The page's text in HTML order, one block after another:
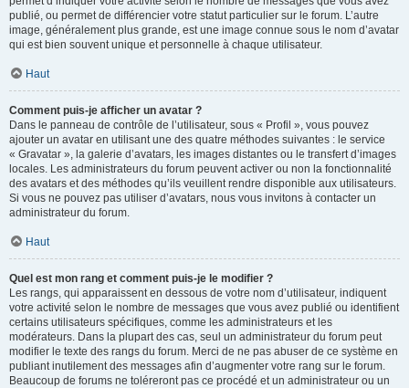
publié, ou permet de différencier votre statut particulier sur le forum. L’autre
image, généralement plus grande, est une image connue sous le nom d’avatar
qui est bien souvent unique et personnelle à chaque utilisateur.
Haut
Comment puis-je afficher un avatar ?
Dans le panneau de contrôle de l’utilisateur, sous « Profil », vous pouvez
ajouter un avatar en utilisant une des quatre méthodes suivantes : le service
« Gravatar », la galerie d’avatars, les images distantes ou le transfert d’images
locales. Les administrateurs du forum peuvent activer ou non la fonctionnalité
des avatars et des méthodes qu’ils veuillent rendre disponible aux utilisateurs.
Si vous ne pouvez pas utiliser d’avatars, nous vous invitons à contacter un
administrateur du forum.
Haut
Quel est mon rang et comment puis-je le modifier ?
Les rangs, qui apparaissent en dessous de votre nom d’utilisateur, indiquent
votre activité selon le nombre de messages que vous avez publié ou identifient
certains utilisateurs spécifiques, comme les administrateurs et les
modérateurs. Dans la plupart des cas, seul un administrateur du forum peut
modifier le texte des rangs du forum. Merci de ne pas abuser de ce système en
publiant inutilement des messages afin d’augmenter votre rang sur le forum.
Beaucoup de forums ne toléreront pas ce procédé et un administrateur ou un